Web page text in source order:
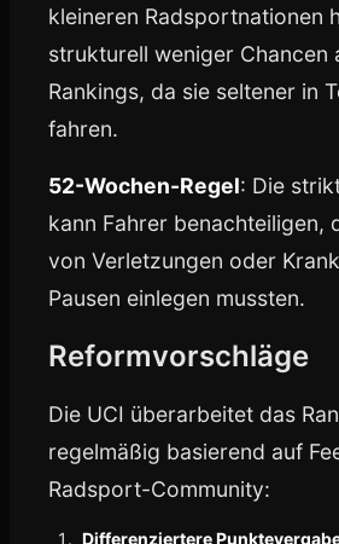
kleineren Radsportnationen
strukturell weniger Chancen
Rankings, da sie seltener in
fahren.
52-Wochen-Regel: Die
kann Fahrer benachteiligen,
von Verletzungen oder
Pausen einlegen mussten.
Reformvorschläge
Die UCI überarbeitet das
regelmäßig basierend auf
Radsport-Community:
Differenziertere